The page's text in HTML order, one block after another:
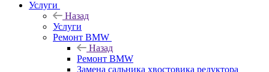
Услуги
Назад
Услуги
Ремонт BMW
Назад
Ремонт BMW
Замена сальника хвостовика редуктора